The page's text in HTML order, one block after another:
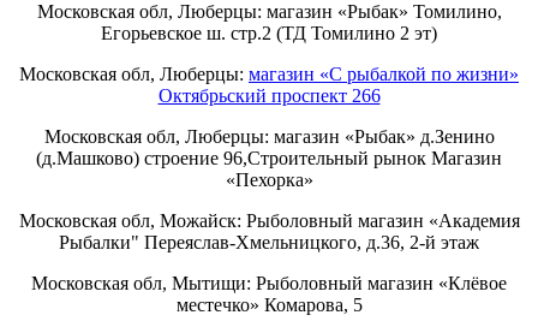
Московская обл, Люберцы: магазин «Рыбак» Томилино,
Егорьевское ш. стр.2 (ТД Томилино 2 эт)
Московская обл, Люберцы: магазин «С рыбалкой по жизни»
Октябрьский проспект 266
Московская обл, Люберцы: магазин «Рыбак» д.Зенино
(д.Машково) строение 96,Строительный рынок Магазин
«Пехорка»
Московская обл, Можайск: Рыболовный магазин «Академия
Рыбалки" Переяслав-Хмельницкого, д.36, 2-й этаж
Московская обл, Мытищи: Рыболовный магазин «Клёвое
местечко» Комарова, 5